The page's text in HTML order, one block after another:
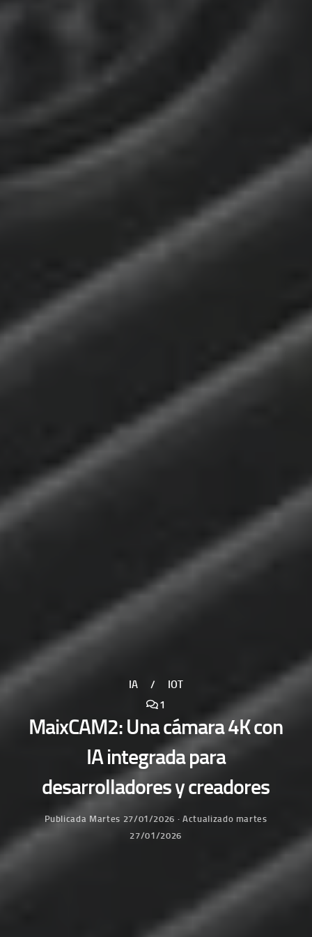
IA /
IOT
1
MaixCAM2: Una cámara 4K con
IA integrada para
desarrolladores y creadores
Publicada Martes 27/01/2026 · Actualizado martes
27/01/2026